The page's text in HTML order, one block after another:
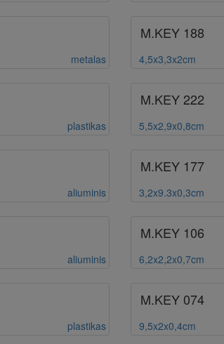
metalas
M.KEY 188
4,5x3,3x2cm
plastikas
M.KEY 222
5,5x2,9x0,8cm
aliuminis
M.KEY 177
3,2x9.3x0,3cm
aliuminis
M.KEY 106
6,2x2,2x0,7cm
plastikas
M.KEY 074
9,5x2x0,4cm